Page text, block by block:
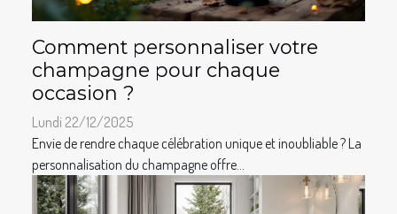
Comment personnaliser votre
champagne pour chaque
occasion ?
Lundi 22/12/2025
Envie de rendre chaque célébration unique et inoubliable ? La
personnalisation du champagne offre...